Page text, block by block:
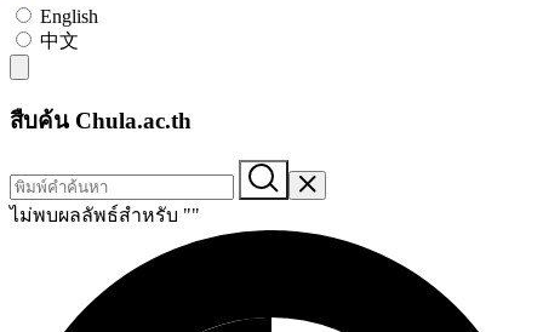
English
中文
สืบค้น Chula.ac.th
ไม่พบผลลัพธ์สำหรับ ""